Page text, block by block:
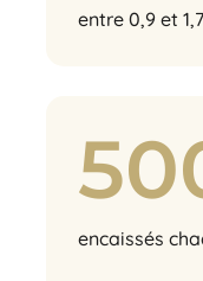
entre 0,9 et
encaissés